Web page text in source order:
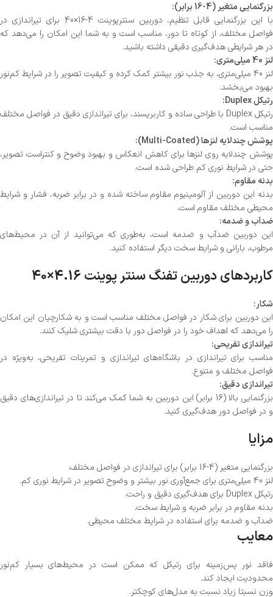
بزرگنمایی متغیر (4-16 برابر):
با این بزرگنمایی قابل تنظیم، دوربین سنترپوینت 4-16×40 برای تیراندازی در
فواصل مختلف، از کوتاه تا دور، مناسب است و به شما این امکان را می‌دهد که
در هر شرایطی هدف‌گیری دقیقی داشته باشید.
لنز 40 میلی‌متری:
لنز 40 میلی‌متری، به جذب نور بیشتر کمک کرده و کیفیت تصویر را در شرایط کم‌نور
بهبود می‌بخشد.
رتیکل Duplex:
رتیکل Duplex با طراحی ساده و کاربرپسند، برای تیراندازی دقیق در فواصل مختلف
مناسب است.
پوشش چندلایه لنزها (Multi-Coated):
پوشش چندلایه روی لنزها برای کاهش انعکاس و بهبود وضوح و کنتراست تصویر،
حتی در شرایط نوری کم طراحی شده است.
بدنه مقاوم:
بدنه این دوربین از آلومینیوم مقاوم ساخته شده و در برابر ضربه، فشار و شرایط
محیطی مختلف مقاوم است.
ضدآب و ضدمه:
این دوربین ضدآب و ضدمه است، به‌طوری که می‌توانید از آن در محیط‌های
مرطوب، بارانی و شرایط سخت دیگر استفاده کنید.
کاربردهای دوربین تفنگ سنتر پوینت 4.16×40
شکار:
این دوربین برای شکار در فواصل مختلف مناسب است و به شکارچیان این امکان
را می‌دهد که اهداف خود را در فواصل دور با دقت بیشتری شلیک کنند.
تیراندازی تفریحی:
مناسب برای تیراندازی در باشگاه‌های تیراندازی و تمرینات تفریحی، به‌ویژه در
فواصل مختلف و متنوع.
تیراندازی دقیق:
بزرگنمایی بالا (16 برابر) این دوربین به شما کمک می‌کند تا در تیراندازی‌های دقیق
و در فواصل دور هدف‌گیری کنید.
مزایا
بزرگنمایی متغیر (4-16 برابر) برای تیراندازی در فواصل مختلف.
لنز 40 میلی‌متری برای جمع‌آوری نور بیشتر و وضوح تصویر در شرایط نوری کم.
رتیکل Duplex برای هدف‌گیری دقیق و راحت.
بدنه مقاوم در برابر ضربه و شرایط سخت.
ضدآب و ضدمه برای استفاده در شرایط مختلف محیطی.
معایب
فاقد نور پس‌زمینه برای رتیکل که ممکن است در محیط‌های بسیار کم‌نور
محدودیت ایجاد کند.
وزن نسبتا زیاد نسبت به مدل‌های کوچکتر.